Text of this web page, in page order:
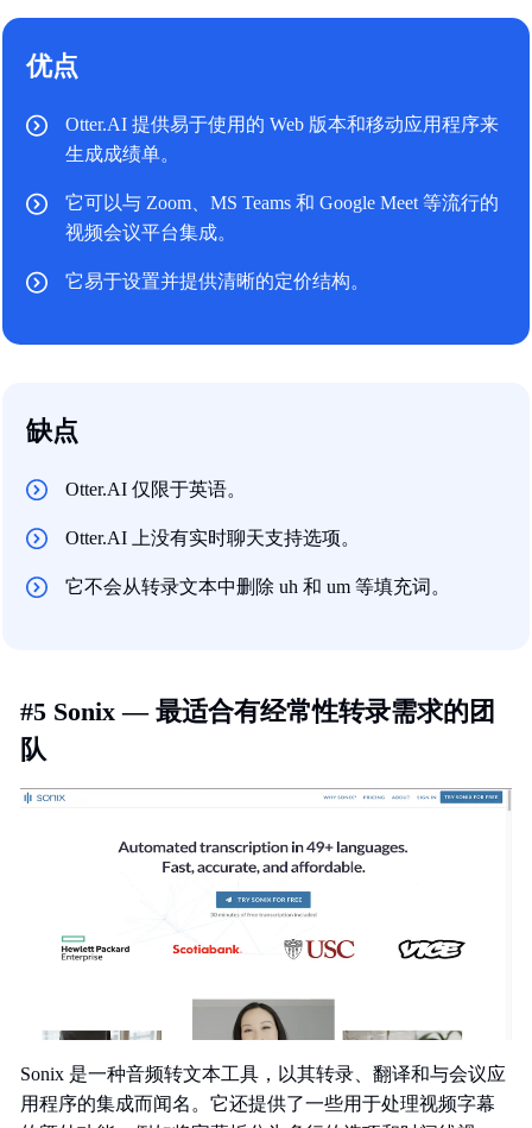
优点
Otter.AI 提供易于使用的 Web 版本和移动应用程序来
生成成绩单。
它可以与 Zoom、MS Teams 和 Google Meet 等流行的
视频会议平台集成。
它易于设置并提供清晰的定价结构。
缺点
Otter.AI 仅限于英语。
Otter.AI 上没有实时聊天支持选项。
它不会从转录文本中删除 uh 和 um 等填充词。
#5 Sonix — 最适合有经常性转录需求的团
队
Sonix 是一种音频转文本工具，以其转录、翻译和与会议应
用程序的集成而闻名。它还提供了一些用于处理视频字幕